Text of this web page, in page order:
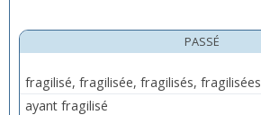
PASSÉ
fragilisé, fragilisée, fragilisés, fragilisées
ayant fragilisé